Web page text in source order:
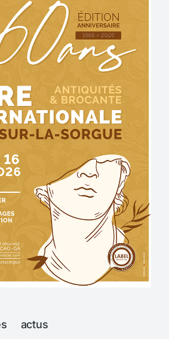
actus